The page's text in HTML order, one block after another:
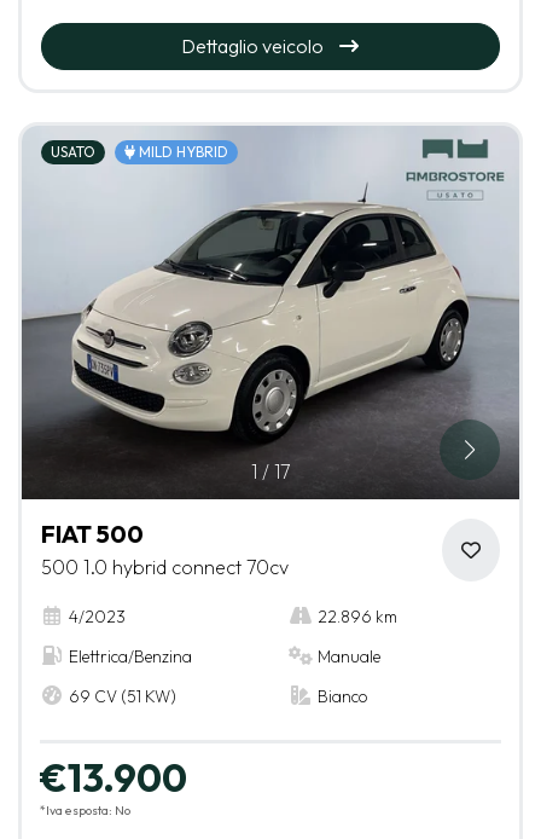
Dettaglio veicolo
1 / 17
USATO MILD HYBRID
FIAT 500
500 1.0 hybrid connect 70cv
4/2023
22.896 km
Elettrica/Benzina
Manuale
69 CV (51 KW)
Bianco
€13.900
*Iva esposta: No